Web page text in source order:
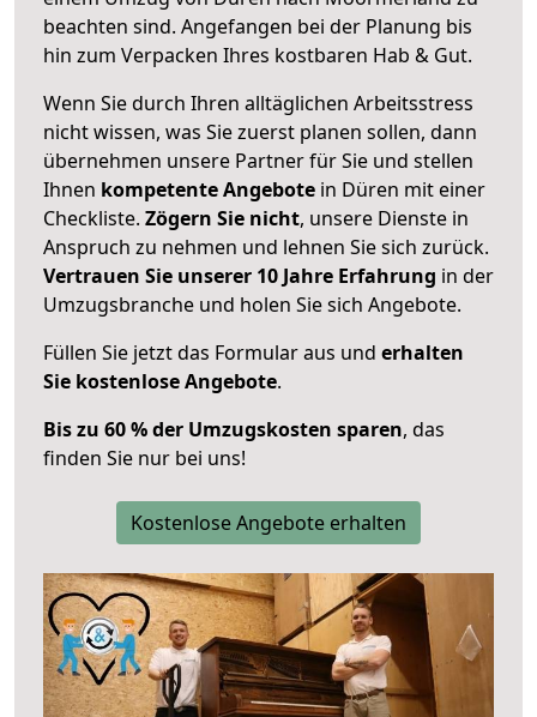
beachten sind. Angefangen bei der Planung bis
hin zum Verpacken Ihres kostbaren Hab & Gut.
Wenn Sie durch Ihren alltäglichen Arbeitsstress
nicht wissen, was Sie zuerst planen sollen, dann
übernehmen unsere Partner für Sie und stellen
Ihnen kompetente Angebote in Düren mit einer
Checkliste. Zögern Sie nicht, unsere Dienste in
Anspruch zu nehmen und lehnen Sie sich zurück.
Vertrauen Sie unserer 10 Jahre Erfahrung in der
Umzugsbranche und holen Sie sich Angebote.
Füllen Sie jetzt das Formular aus und erhalten
Sie kostenlose Angebote.
Bis zu 60 % der Umzugskosten sparen, das
finden Sie nur bei uns!
Kostenlose Angebote erhalten